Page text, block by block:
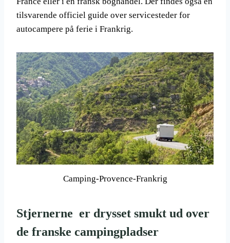
tilsvarende officiel guide over servicesteder for
autocampere på ferie i Frankrig.
Camping-Provence-Frankrig
Stjernerne er drysset smukt ud over
de franske campingpladser